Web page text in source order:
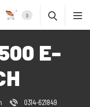
0
E-
0314-621849